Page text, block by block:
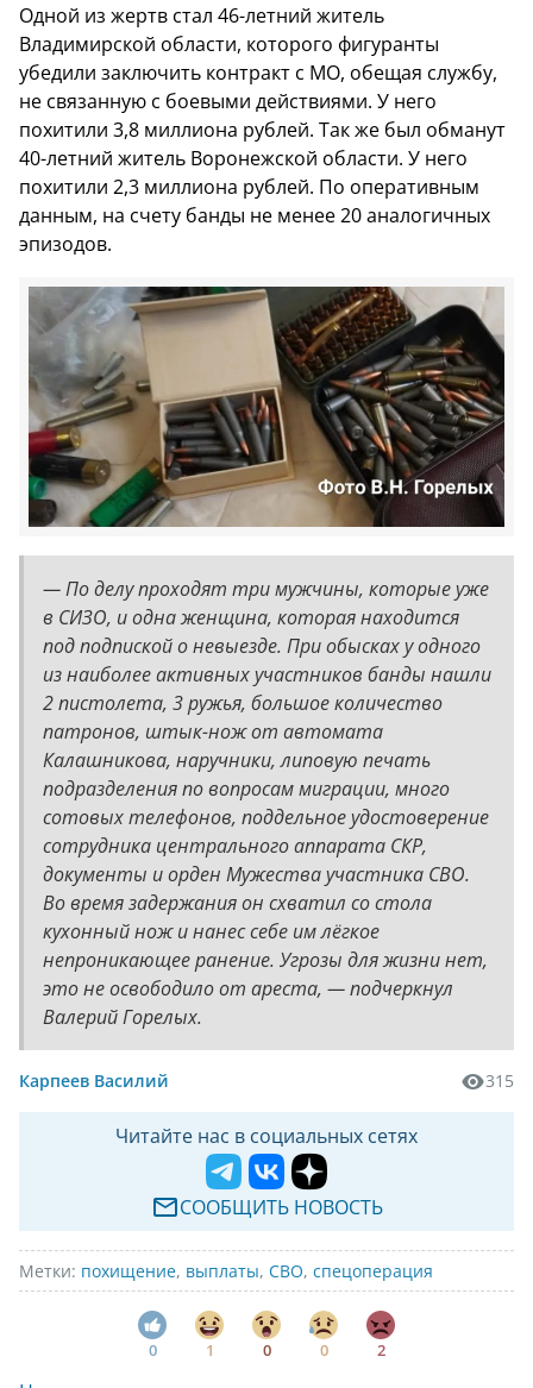
Одной из жертв стал 46-летний житель
Владимирской области, которого фигуранты
убедили заключить контракт с МО, обещая службу,
не связанную с боевыми действиями. У него
похитили 3,8 миллиона рублей. Так же был обманут
40-летний житель Воронежской области. У него
похитили 2,3 миллиона рублей. По оперативным
данным, на счету банды не менее 20 аналогичных
эпизодов.
— По делу проходят три мужчины, которые уже
в СИЗО, и одна женщина, которая находится
под подпиской о невыезде. При обысках у одного
из наиболее активных участников банды нашли
2 пистолета, 3 ружья, большое количество
патронов, штык-нож от автомата
Калашникова, наручники, липовую печать
подразделения по вопросам миграции, много
сотовых телефонов, поддельное удостоверение
сотрудника центрального аппарата СКР,
документы и орден Мужества участника СВО.
Во время задержания он схватил со стола
кухонный нож и нанес себе им лёгкое
непроникающее ранение. Угрозы для жизни нет,
это не освободило от ареста, — подчеркнул
Валерий Горелых.
Карпеев Василий 315
Читайте нас в социальных сетях
СООБЩИТЬ НОВОСТЬ
Метки: похищение, выплаты, СВО, спецоперация
0 1 0 0 2